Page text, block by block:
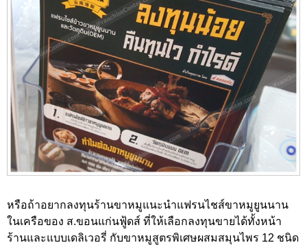
หรือถ้าอยากลงทุนร้านขาหมูแนะนำแฟรนไชส์ขาหมูยูนนาน
ในเครือของ ส.ขอนแก่นฟู้ดส์ ที่ให้เลือกลงทุนขายได้ทั้งหน้า
ร้านและแบบเดลิเวอรี่ กับขาหมูสูตรพิเศษผสมสมุนไพร 12 ชนิด